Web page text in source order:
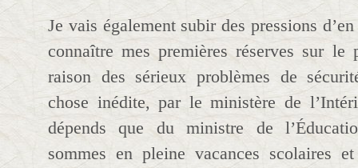
Je vais également subir des pressions
connaître mes premières réserves sur
raison des sérieux problèmes de
chose inédite, par le ministère de
dépends que du ministre de
sommes en pleine vacances scolaires